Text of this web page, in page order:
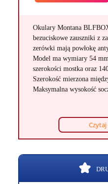
Okulary Montana
bezuciskowe zauszniki z
zerówki mają powłokę
Model ma wymiary 54
szerokości mostka oraz
Szerokość mierzona
Maksymalna wysokość